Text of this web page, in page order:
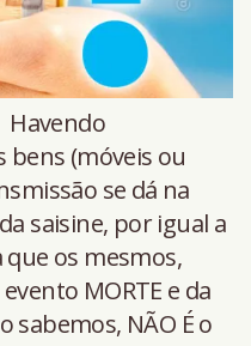
Havendo
(móveis ou
se dá na
saisine, por igual a
os mesmos,
MORTE e da
sabemos, NÃO É o